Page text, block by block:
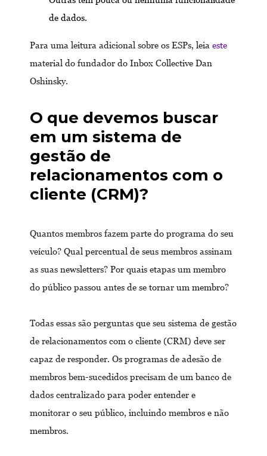
de dados.
Para uma leitura adicional sobre os ESPs, leia este
material do fundador do Inbox Collective Dan
Oshinsky.
O que devemos buscar
em um sistema de
gestão de
relacionamentos com o
cliente (CRM)?
Quantos membros fazem parte do programa do seu
veículo? Qual percentual de seus membros assinam
as suas newsletters? Por quais etapas um membro
do público passou antes de se tornar um membro?
Todas essas são perguntas que seu sistema de gestão
de relacionamentos com o cliente (CRM) deve ser
capaz de responder. Os programas de adesão de
membros bem-sucedidos precisam de um banco de
dados centralizado para poder entender e
monitorar o seu público, incluindo membros e não
membros.